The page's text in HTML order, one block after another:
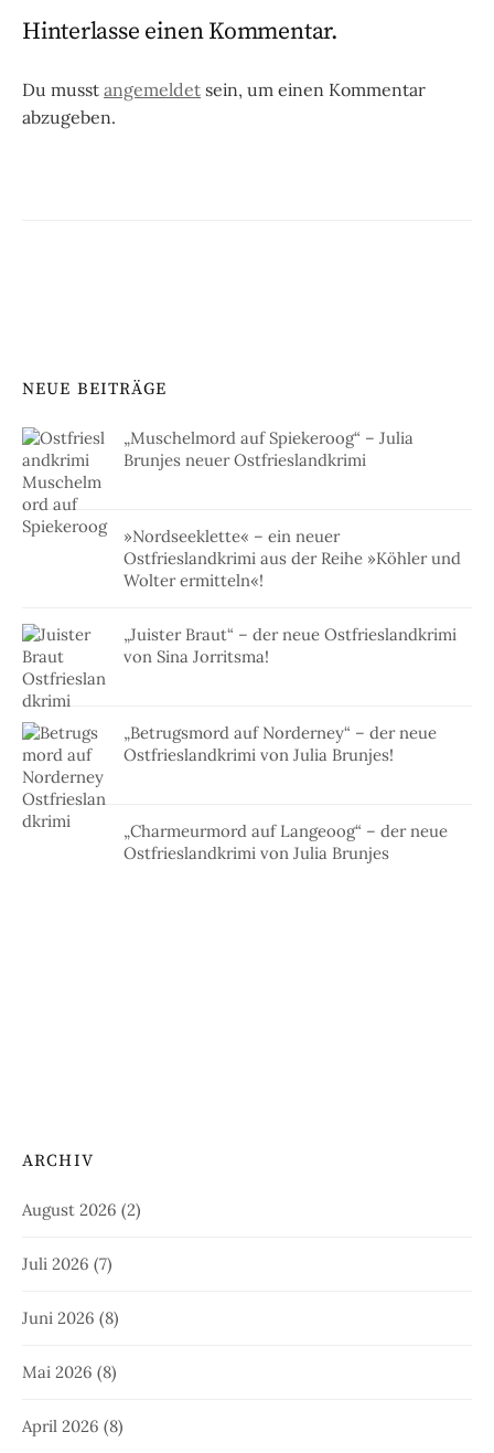
Hinterlasse einen Kommentar.
Du musst angemeldet sein, um einen Kommentar
abzugeben.
NEUE BEITRÄGE
„Muschelmord auf Spiekeroog“ – Julia
Brunjes neuer Ostfrieslandkrimi
»Nordseeklette« – ein neuer
Ostfrieslandkrimi aus der Reihe »Köhler und
Wolter ermitteln«!
„Juister Braut“ – der neue Ostfrieslandkrimi
von Sina Jorritsma!
„Betrugsmord auf Norderney“ – der neue
Ostfrieslandkrimi von Julia Brunjes!
„Charmeurmord auf Langeoog“ – der neue
Ostfrieslandkrimi von Julia Brunjes
ARCHIV
August 2026 (2)
Juli 2026 (7)
Juni 2026 (8)
Mai 2026 (8)
April 2026 (8)